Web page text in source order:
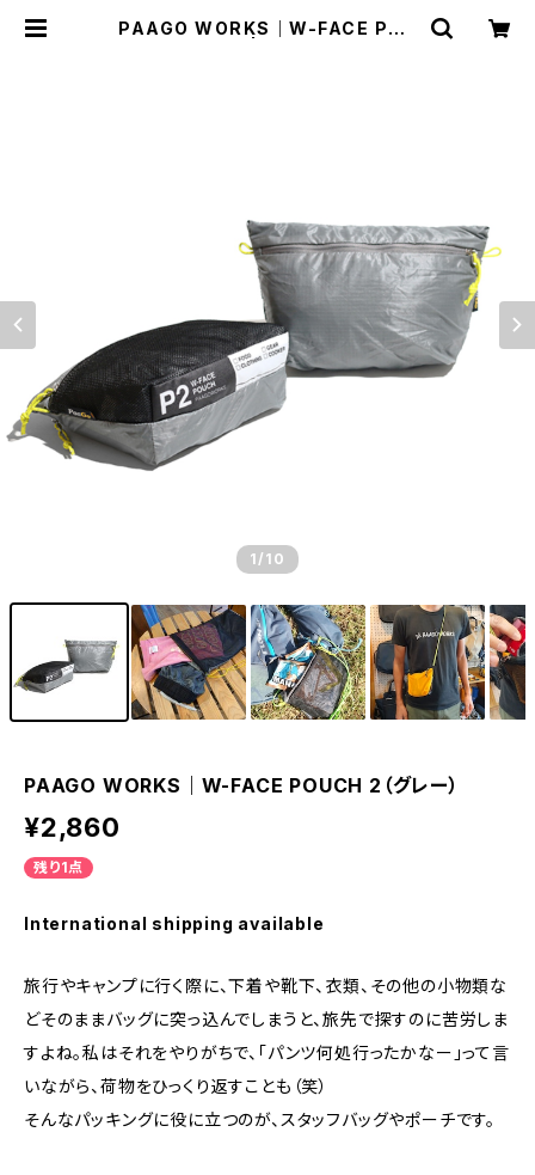
PAAGO WORKS｜W-FACE POU
1 /10
PAAGO WORKS｜W-FACE POUCH 2（グレー）
¥2,860
残り1点
International shipping available
旅行やキャンプに行く際に、下着や靴下、衣類、その他の小物類な
どそのままバッグに突っ込んでしまうと、旅先で探すのに苦労しま
すよね。私はそれをやりがちで、「パンツ何処行ったかなー」って言
いながら、荷物をひっくり返すことも（笑）
そんなパッキングに役に立つのが、スタッフバッグやポーチです。